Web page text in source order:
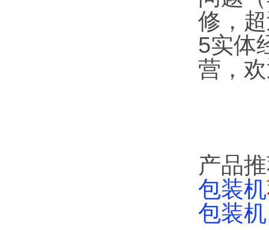
修，
5实体
营，
产品
包装机
包装机